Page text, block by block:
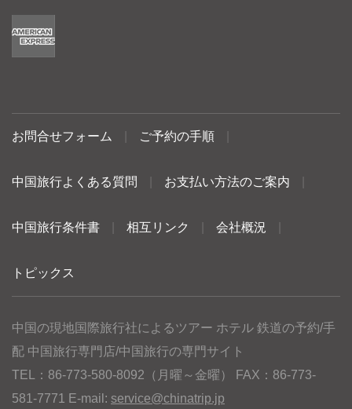
お問合せフォーム ご予約の手順
中国旅行よくある質問 お支払い方法のご案内
中国旅行条件書 相互リンク 会社概況
トピックス
中国の現地国際旅行社によるツアー ホテル 鉄道の予約/手
配 中国旅行専門店/中国旅行の専門サイト
TEL：86-773-580-8092（月曜～金曜） FAX：86-773-
581-7771 E-mail: service@chinatrip.jp